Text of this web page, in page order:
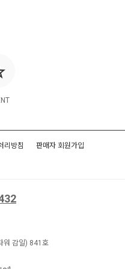
리방침 판매자 회원가입
워 감일) 841호